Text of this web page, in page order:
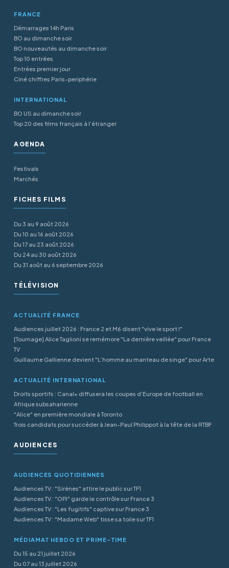
FRANCE
Démarrages 14h Paris
BO au dimanche soir
BO nouveautés au dimanche soir
Top 10 entrées
Entrées premier jour
Ciné chiffres Paris-periphérie
INTERNATIONAL
BO US au dimanche soir
Top 20 des films français à l’étranger
AGENDA
Festivals
Marchés
FICHES FILMS
Du 3 au 9 août 2026
Du 10 au 16 août 2026
Du 17 au 23 août 2026
Du 24 au 30 août 2026
Du 31 août au 6 septembre 2026
TÉLÉVISION
ACTUALITÉ FRANCE
Audiences juillet 2026 : France 2 et M6 disent "vive le sport !"
[Tournage] Alice Taglioni se remémore "La dernière veillée" pour France
TV
Guillaume Gallienne devient "L’homme au manteau de singe" pour Arte
ACTUALITÉ INTERNATIONAL
Droits sportifs : Canal+ diffusera les coupes d’Europe de football en
Afrique subsaharienne
"Alice" en première mondiale à Toronto
Trois candidats pour succéder à Jean-Paul Philippot à la tête de la RTBF
AUDIENCES
AUDIENCES QUOTIDIENNES
Audiences TV : "Sirènes" attire le public sur TF1
Audiences TV : "OPJ" garde le contrôle sur France 3
Audiences TV : "Les fugitifs" captive sur France 3
Audiences TV : "Madame Web" tisse sa toile sur TF1
MÉDIAMAT HEBDO ET PRIME-TIME
Du 15 au 21 juillet 2026
Du 07 au 13 juillet 2026